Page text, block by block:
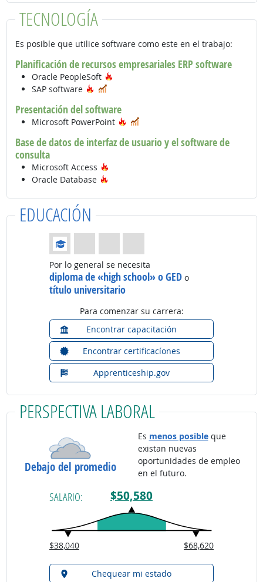
TECNOLOGÍA
Es posible que utilice software como este en el trabajo:
Planificación de recursos empresariales ERP software
Oracle PeopleSoft
SAP software
Tecnología de moda
Presentación del software
Microsoft PowerPoint Tecnología de moda
Base de datos de interfaz de usuario y el software de
consulta
Microsoft Access
Oracle Database
EDUCACIÓN
Educación: (Calificación 1 de 4)
Por lo general se necesita
diploma de «high school» o GED o
título universitario
Para comenzar su carrera:
Encontrar capacitación
Encontrar certificacíones
Apprenticeship.gov
PERSPECTIVA LABORAL
Debajo del promedio
Es menos posibleque
existan nuevas
oportunidades de empleo
en el futuro.
SALARIO: $50,580
$38,040 $68,620
Chequear mi estado